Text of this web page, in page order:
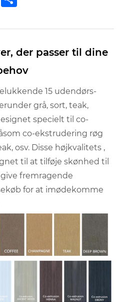
der passer til dine
15 udendørs-
grå, sort, teak,
specielt til co-
co-ekstrudering røg
osv. Disse højkvalitets ,
til at tilføje skønhed til
fremragende
for at imødekomme